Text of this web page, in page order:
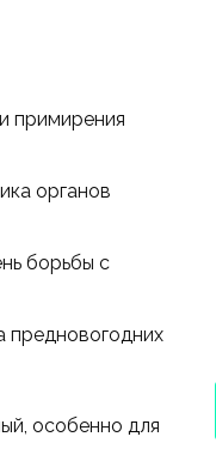
примирения
органов
борьбы с
предновогодних
особенно для